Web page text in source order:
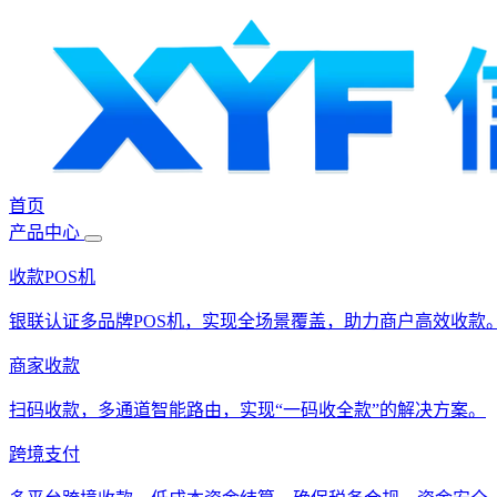
首页
产品中心
收款POS机
银联认证多品牌POS机，实现全场景覆盖，助力商户高效收款
商家收款
扫码收款，多通道智能路由，实现“一码收全款”的解决方案。
跨境支付